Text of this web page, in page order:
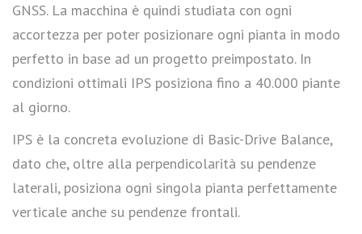
GNSS. La macchina è quindi studiata con ogni
accortezza per poter posizionare ogni pianta in modo
perfetto in base ad un progetto preimpostato. In
condizioni ottimali IPS posiziona fino a 40.000 piante
al giorno.
IPS è la concreta evoluzione di Basic-Drive Balance,
dato che, oltre alla perpendicolarità su pendenze
laterali, posiziona ogni singola pianta perfettamente
verticale anche su pendenze frontali.